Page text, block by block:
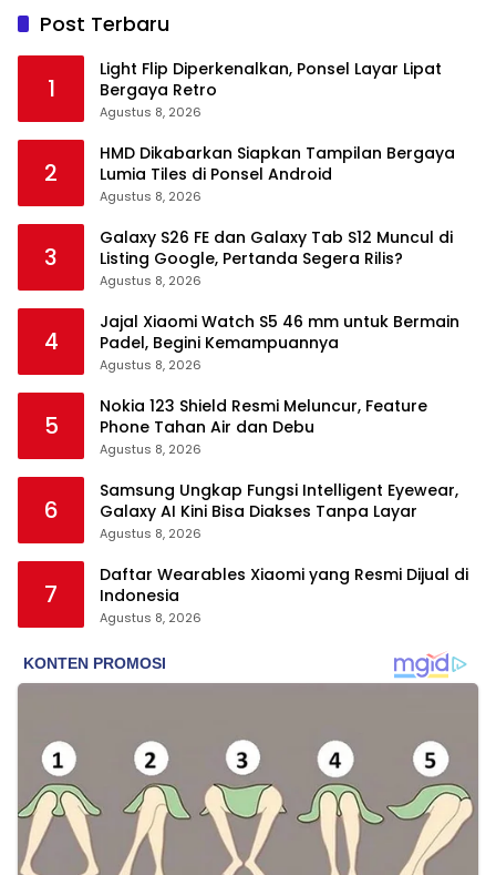
Post Terbaru
1
Light Flip Diperkenalkan, Ponsel Layar Lipat
Bergaya Retro
Agustus 8, 2026
2
HMD Dikabarkan Siapkan Tampilan Bergaya
Lumia Tiles di Ponsel Android
Agustus 8, 2026
3
Galaxy S26 FE dan Galaxy Tab S12 Muncul di
Listing Google, Pertanda Segera Rilis?
Agustus 8, 2026
4
Jajal Xiaomi Watch S5 46 mm untuk Bermain
Padel, Begini Kemampuannya
Agustus 8, 2026
5
Nokia 123 Shield Resmi Meluncur, Feature
Phone Tahan Air dan Debu
Agustus 8, 2026
6
Samsung Ungkap Fungsi Intelligent Eyewear,
Galaxy AI Kini Bisa Diakses Tanpa Layar
Agustus 8, 2026
7
Daftar Wearables Xiaomi yang Resmi Dijual di
Indonesia
Agustus 8, 2026